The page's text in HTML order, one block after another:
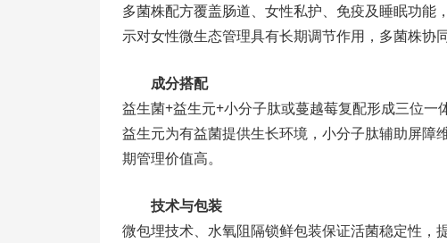
多菌株配方覆盖肠道、女性私护、免疫及睡眠功能
示对女性微生态管理具有长期调节作用，多菌株协
成分搭配
益生菌+益生元+小分子肽或蔓越莓复配形成三位一
益生元为有益菌提供生长环境，小分子肽辅助屏障
期管理价值高。
技术与包装
微包埋技术、水氧阻隔锁鲜包装保证活菌稳定性，